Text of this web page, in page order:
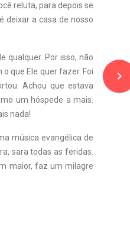
reluta, para depois se
deixar a casa de nosso
qualquer. Por isso, não
que Ele quer fazer. Foi
Achou que estava
um hóspede a mais.
nada!
música evangélica de
sara todas as feridas.
maior, faz um milagre
navigate_next